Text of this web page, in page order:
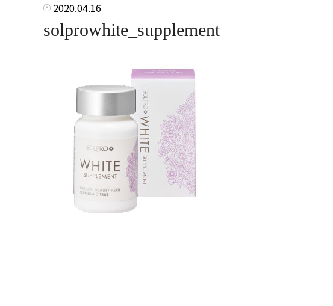
2020.04.16
solprowhite_supplement